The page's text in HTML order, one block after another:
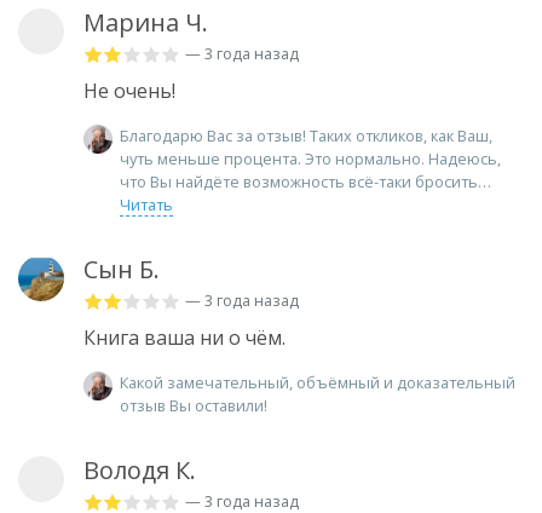
Марина Ч.
— 3 года назад
Не очень!
Благодарю Вас за отзыв! Таких откликов, как Ваш,
чуть меньше процента. Это нормально. Надеюсь,
что Вы найдёте возможность всё-таки бросить
Читать
Сын Б.
— 3 года назад
Книга ваша ни о чём.
Какой замечательный, объёмный и доказательный
отзыв Вы оставили!
Володя К.
— 3 года назад